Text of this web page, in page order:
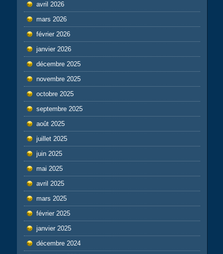
avril 2026
mars 2026
février 2026
janvier 2026
décembre 2025
novembre 2025
octobre 2025
septembre 2025
août 2025
juillet 2025
juin 2025
mai 2025
avril 2025
mars 2025
février 2025
janvier 2025
décembre 2024